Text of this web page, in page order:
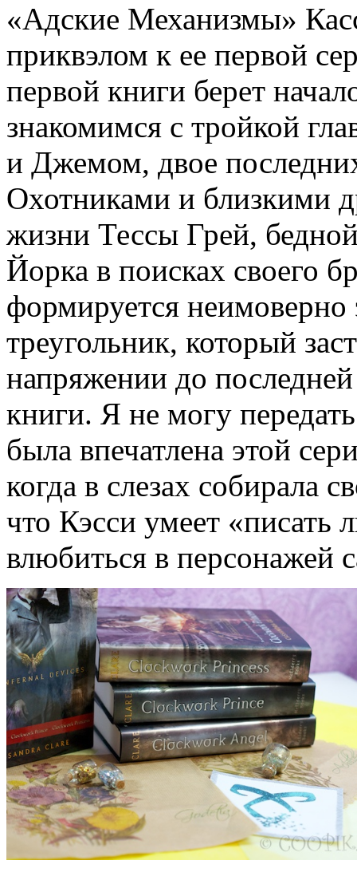
«Адские Механизмы»
приквэлом к ее первой
первой книги берет
знакомимся с тройкой
и Джемом, двое
Охотниками и близкими
жизни Тессы Грей,
Йорка в поисках своего
формируется
треугольник, который
напряжении до
книги. Я не могу
была впечатлена этой
когда в слезах собирала
что Кэсси умеет «писать
влюбиться в персонажей